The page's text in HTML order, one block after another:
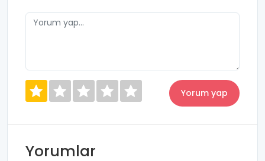
Yorumlar